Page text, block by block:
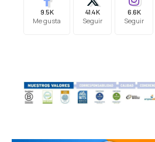
9.5K
Me gusta
41.4K
Seguir
6.6K
Seguir